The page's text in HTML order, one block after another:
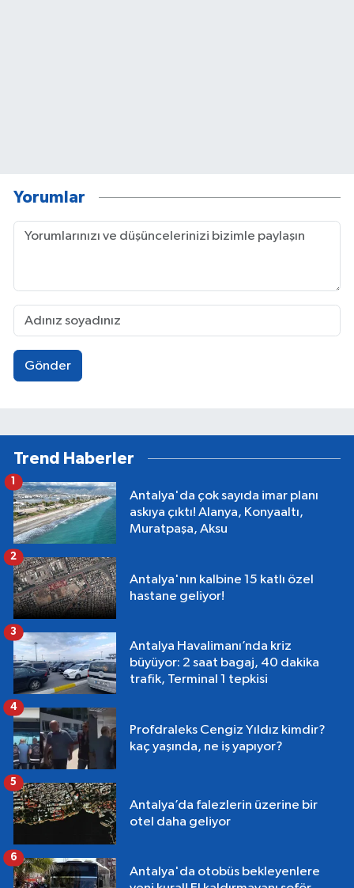
Yorumlar
Gönder
Trend Haberler
Antalya'da çok sayıda imar planı
askıya çıktı! Alanya, Konyaaltı,
Muratpaşa, Aksu
1
Antalya'nın kalbine 15 katlı özel
hastane geliyor!
2
Antalya Havalimanı’nda kriz
büyüyor: 2 saat bagaj, 40 dakika
trafik, Terminal 1 tepkisi
3
Profdraleks Cengiz Yıldız kimdir?
kaç yaşında, ne iş yapıyor?
4
Antalya’da falezlerin üzerine bir
otel daha geliyor
5
Antalya'da otobüs bekleyenlere
6